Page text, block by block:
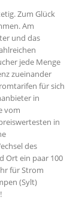
Zum Glück
Am
und das
jede Menge
zueinander
für sich
in
vom
in
des
Ort ein paar 100
für Strom
(Sylt)